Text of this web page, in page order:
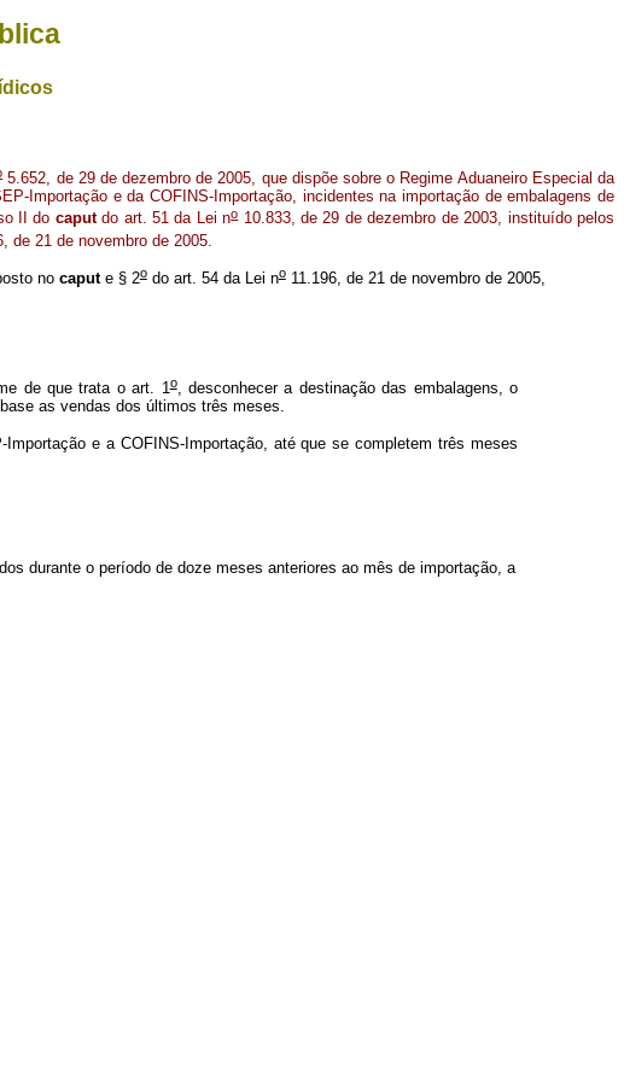
5.652, de 29 de dezembro de 2005, que dispõe sobre o Regime Aduaneiro Especial da
Importação e da COFINS-Importação, incidentes na importação de embalagens de
II do caputdo art. 51 da Lei no10.833, de 29 de dezembro de 2003, instituído pelos
de 21 de novembro de 2005.
no capute § 2odo art. 54 da Lei no11.196, de 21 de novembro de 2005,
de que trata o art. 1o, desconhecer a destinação das embalagens, o
as vendas dos últimos três meses.
e a COFINS-Importação, até que se completem três meses
durante o período de doze meses anteriores ao mês de importação, a